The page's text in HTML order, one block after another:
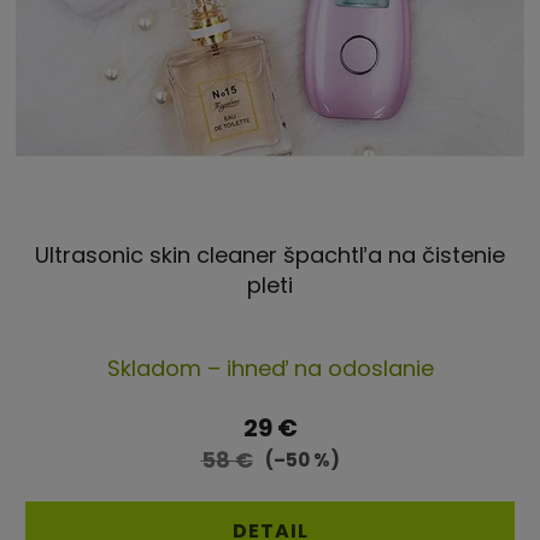
Ultrasonic skin cleaner špachtľa na čistenie
pleti
Skladom – ihneď na odoslanie
29 €
58 € (–50 %)
DETAIL